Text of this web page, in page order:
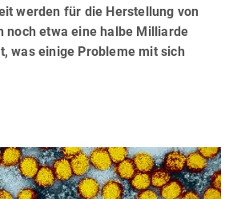
werden für die Herstellung von
etwa eine halbe Milliarde
was einige Probleme mit sich